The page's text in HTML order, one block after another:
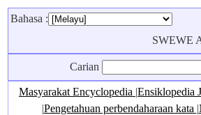
Bahasa :
SWEWE
Carian
Masyarakat Encyclopedia |Ensiklopedia
|Pengetahuan perbendaharaan kata |